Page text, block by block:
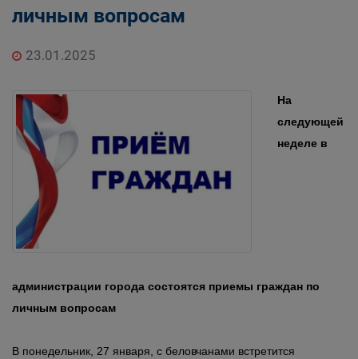
личным вопросам
23.01.2025
На
следующей
неделе в
администрации города состоятся приемы граждан по
личным вопросам
В понедельник, 27 января, с беловчанами встретится